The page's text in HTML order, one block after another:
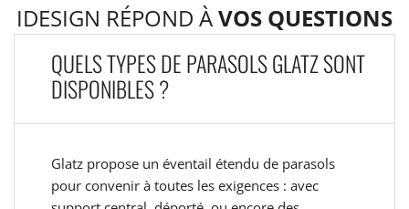
IDESIGN RÉPOND ÀVOS QUESTIONS
QUELS TYPES DE PARASOLS GLATZ SONT
DISPONIBLES ?
Glatz propose un éventail étendu de parasols
pour convenir à toutes les exigences : avec